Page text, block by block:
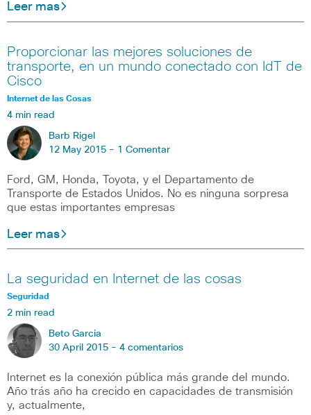
Leer mas
Proporcionar las mejores soluciones de
transporte, en un mundo conectado con IdT de
Cisco
Internet de las Cosas
4 min read
Barb Rigel
12 May 2015 - 1 Comentar
Ford, GM, Honda, Toyota, y el Departamento de
Transporte de Estados Unidos. No es ninguna sorpresa
que estas importantes empresas
Leer mas
La seguridad en Internet de las cosas
Seguridad
2 min read
Beto Garcia
30 April 2015 - 4 comentarios
Internet es la conexión pública más grande del mundo.
Año trás año ha crecido en capacidades de transmisión
y, actualmente,